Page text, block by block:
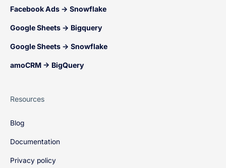
Facebook Ads → Snowflake
Google Sheets → Bigquery
Google Sheets → Snowflake
amoCRM → BigQuery
Resources
Blog
Documentation
Privacy policy